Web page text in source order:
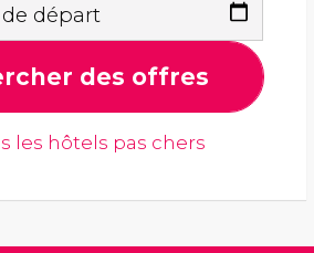
départ
des offres
les hôtels pas chers